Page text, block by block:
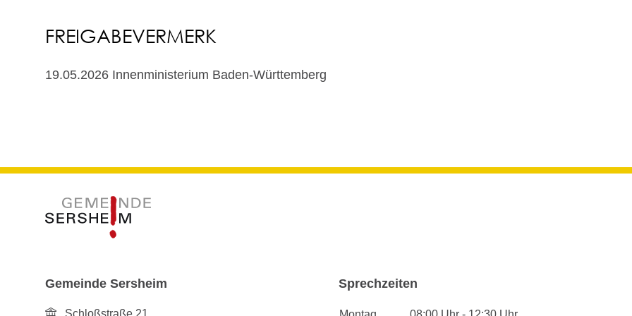
FREIGABEVERMERK
19.05.2026 Innenministerium Baden-Württemberg
Gemeinde Sersheim
Schloßstraße 21
Sprechzeiten